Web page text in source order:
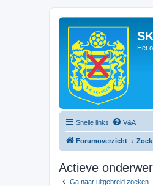
Het
Snelle links V&A
Forumoverzicht Zoek
Actieve
Ga naar uitgebreid zoeken